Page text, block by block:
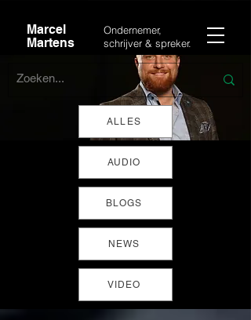
Marcel
Martens
Ondernemer,
schrijver & spreker.
ALLES
AUDIO
BLOGS
NEWS
VIDEO